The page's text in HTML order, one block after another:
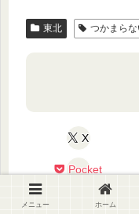
東北 つかまらな
X
Pocket
メニュー ホーム